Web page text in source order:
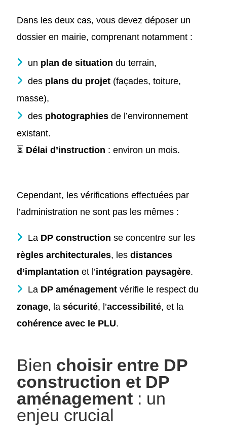
Dans les deux cas, vous devez déposer un
dossier en mairie, comprenant notamment :
un plan de situation du terrain,
des plans du projet (façades, toiture,
masse),
des photographies de l’environnement
existant.
⏳ Délai d’instruction : environ un mois.
Cependant, les vérifications effectuées par
l’administration ne sont pas les mêmes :
La DP construction se concentre sur les
règles architecturales, lesdistances
d’implantation et l’intégration paysagère.
La DP aménagement vérifie le respect du
zonage, lasécurité, l’accessibilité, et la
cohérence avec le PLU.
Bien choisir entre DP
construction et DP
aménagement : un
enjeu crucial